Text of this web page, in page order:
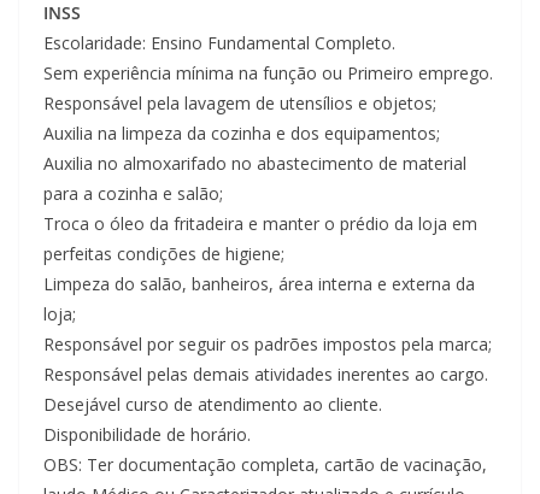
INSS
Escolaridade: Ensino Fundamental Completo.
Sem experiência mínima na função ou Primeiro emprego.
Responsável pela lavagem de utensílios e objetos;
Auxilia na limpeza da cozinha e dos equipamentos;
Auxilia no almoxarifado no abastecimento de material
para a cozinha e salão;
Troca o óleo da fritadeira e manter o prédio da loja em
perfeitas condições de higiene;
Limpeza do salão, banheiros, área interna e externa da
loja;
Responsável por seguir os padrões impostos pela marca;
Responsável pelas demais atividades inerentes ao cargo.
Desejável curso de atendimento ao cliente.
Disponibilidade de horário.
OBS: Ter documentação completa, cartão de vacinação,